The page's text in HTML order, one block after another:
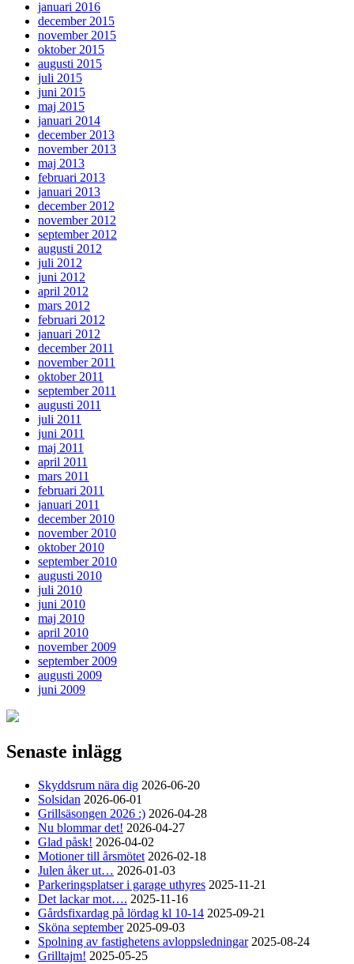
januari 2016
december 2015
november 2015
oktober 2015
augusti 2015
juli 2015
juni 2015
maj 2015
januari 2014
december 2013
november 2013
maj 2013
februari 2013
januari 2013
december 2012
november 2012
september 2012
augusti 2012
juli 2012
juni 2012
april 2012
mars 2012
februari 2012
januari 2012
december 2011
november 2011
oktober 2011
september 2011
augusti 2011
juli 2011
juni 2011
maj 2011
april 2011
mars 2011
februari 2011
januari 2011
december 2010
november 2010
oktober 2010
september 2010
augusti 2010
juli 2010
juni 2010
maj 2010
april 2010
november 2009
september 2009
augusti 2009
juni 2009
Senaste inlägg
Skyddsrum nära dig 2026-06-20
Solsidan 2026-06-01
Grillsäsongen 2026 :) 2026-04-28
Nu blommar det! 2026-04-27
Glad påsk! 2026-04-02
Motioner till årsmötet 2026-02-18
Julen åker ut… 2026-01-03
Parkeringsplatser i garage uthyres 2025-11-21
Det lackar mot…. 2025-11-16
Gårdsfixardag på lördag kl 10-14 2025-09-21
Sköna september 2025-09-03
Spolning av fastighetens avloppsledningar 2025-08-24
Grilltajm! 2025-05-25